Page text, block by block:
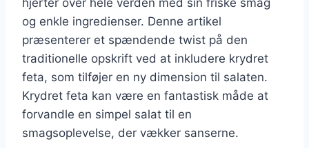
og enkle ingredienser. Denne artikel
præsenterer et spændende twist på den
traditionelle opskrift ved at inkludere krydret
feta, som tilføjer en ny dimension til salaten.
Krydret feta kan være en fantastisk måde at
forvandle en simpel salat til en
smagsoplevelse, der vækker sanserne.